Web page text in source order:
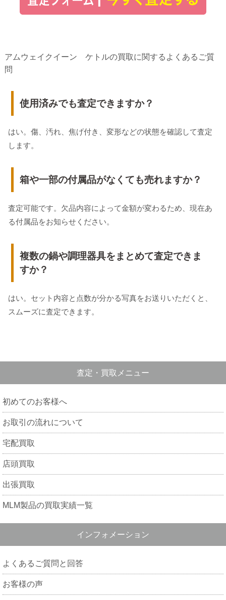
アムウェイクイーン ケトルの買取に関するよくあるご質
問
使用済みでも査定できますか？
はい。傷、汚れ、焦げ付き、変形などの状態を確認して査定
します。
箱や一部の付属品がなくても売れますか？
査定可能です。欠品内容によって金額が変わるため、現在あ
る付属品をお知らせください。
複数の鍋や調理器具をまとめて査定できま
すか？
はい。セット内容と点数が分かる写真をお送りいただくと、
スムーズに査定できます。
査定・買取メニュー
初めてのお客様へ
お取引の流れについて
宅配買取
店頭買取
出張買取
MLM製品の買取実績一覧
インフォメーション
よくあるご質問と回答
お客様の声